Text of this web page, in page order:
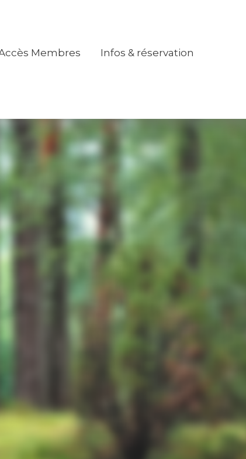
Membres Infos & réservation